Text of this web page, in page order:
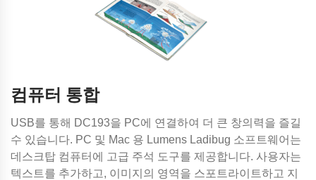
컴퓨터 통합
USB를 통해 DC193을 PC에 연결하여 더 큰 창의력을 즐길
수 있습니다. PC 및 Mac 용 Lumens Ladibug 소프트웨어는
데스크탑 컴퓨터에 고급 주석 도구를 제공합니다. 사용자는
텍스트를 추가하고, 이미지의 영역을 스포트라이트하고 지